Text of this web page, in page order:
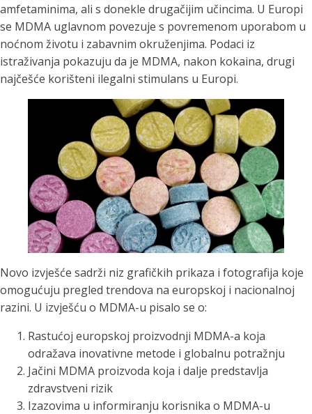
amfetaminima, ali s donekle drugačijim učincima. U Europi
se MDMA uglavnom povezuje s povremenom uporabom u
noćnom životu i zabavnim okruženjima. Podaci iz
istraživanja pokazuju da je MDMA, nakon kokaina, drugi
najčešće korišteni ilegalni stimulans u Europi.
Novo izvješće sadrži niz grafičkih prikaza i fotografija koje
omogućuju pregled trendova na europskoj i nacionalnoj
razini. U izvješću o MDMA-u pisalo se o:
Rastućoj europskoj proizvodnji MDMA-a koja
odražava inovativne metode i globalnu potražnju
Jačini MDMA proizvoda koja i dalje predstavlja
zdravstveni rizik
Izazovima u informiranju korisnika o MDMA-u